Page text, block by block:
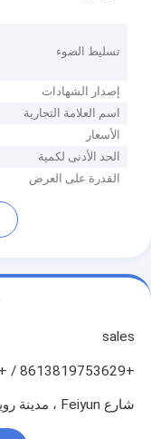
تسليط الضوء
إصدار الشهادات
اسم العلامة التجارية
الأسعار
الحد الأدنى لكمية
القدرة على العرض
sales
+8613819753629 / +8613353399812
شارع Feiyun ، مدينة رويان